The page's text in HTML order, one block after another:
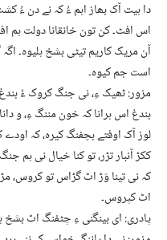
دا ہیت آک بھاز اہم ءُ کہ نے دن ءُ
اس افٹ۔ کن تون خانقانا دولت ہم
آن مریک کاریم تیٹی بشخ ہلیوہ۔
است جم کیوہ۔
مزور: ٹھیک ءِ، نی جنگ کروک ءُ
بندغ اس ہرانا کہ خون مننگ ءِ، و
لوز آک اوفتے بچفنگ کیرہ، کہ
ککڑ آنبار تڑر، تو کنا خیال نی ہم
کہ نی تینا وَڑ اٹ گڑاس تو
اٹ کپروس۔
پادری: ای بینگنی ءِ چٹفنگ اٹ بشخ